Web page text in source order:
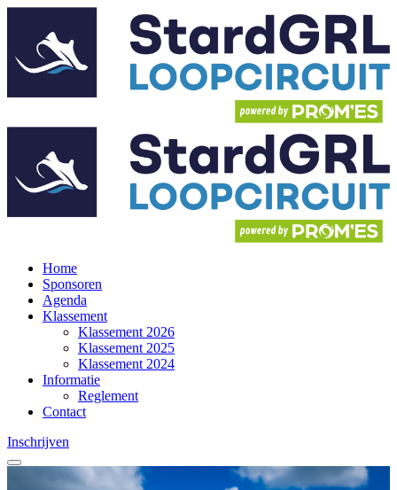
Home
Sponsoren
Agenda
Klassement
Klassement 2026
Klassement 2025
Klassement 2024
Informatie
Reglement
Contact
Inschrijven